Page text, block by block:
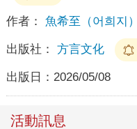
作者： 魚希至（어희지）
出版社： 方言文化
出版日： 2026/05/08
活動訊息